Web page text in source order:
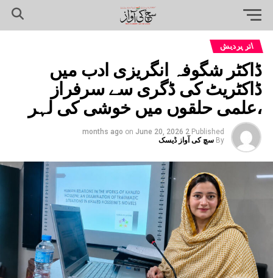
اتر پردیش
ڈاکٹر شگوفہ انگریزی ادب میں
ڈاکٹریٹ کی ڈگری سے سرفراز
،علمی حلقوں میں خوشی کی لہر
Published
2 months ago
on June 20, 2026
By سچ کی آواز ڈیسک